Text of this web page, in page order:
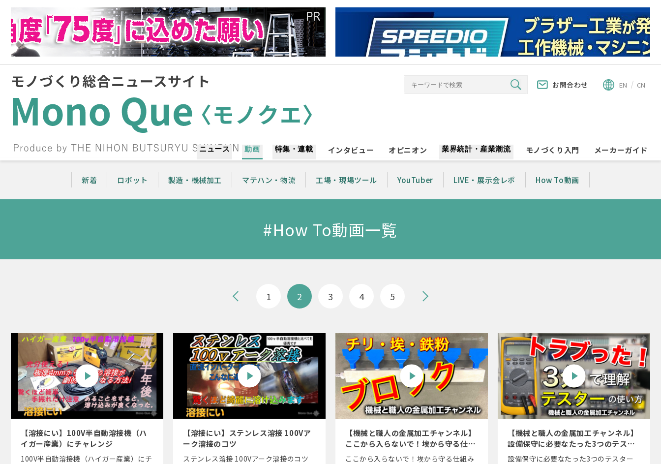
お問合わせ EN CN
ニュース 動画 特集・連載 インタビュー オピニオン 業界統計・産業潮流 モノづくり入門 メーカーガイド
新着 ロボット 製造・機械加工 マテハン・物流 工場・現場ツール YouTuber LIVE・展示会レポ How To動画
#How To動画一覧
1 2 3 4 5
【溶接にい】100V半自動溶接機（ハ
イガー産業）にチャレンジ
100V半自動溶接機（ハイガー産業）にチ
【溶接にい】ステンレス溶接 100Vア
ーク溶接のコツ
ステンレス溶接 100Vアーク溶接のコツ
【機械と職人の金属加工チャンネル】
ここから入らないで！埃から守る仕組
み...
ここから入らないで！埃から守る仕組み
【機械と職人の金属加工チャンネル】
設備保守に必要なたった3つのテスタ
ー...
設備保守に必要なたった3つのテスター